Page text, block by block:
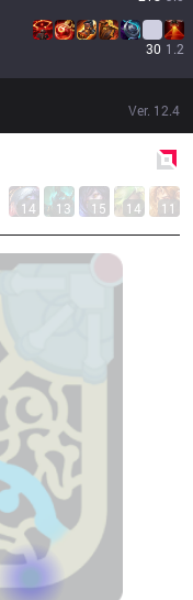
30 1.2
Ver. 12.4
14 13 15 14 11